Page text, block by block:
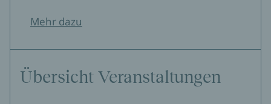
Mehr dazu
Übersicht Veranstaltungen